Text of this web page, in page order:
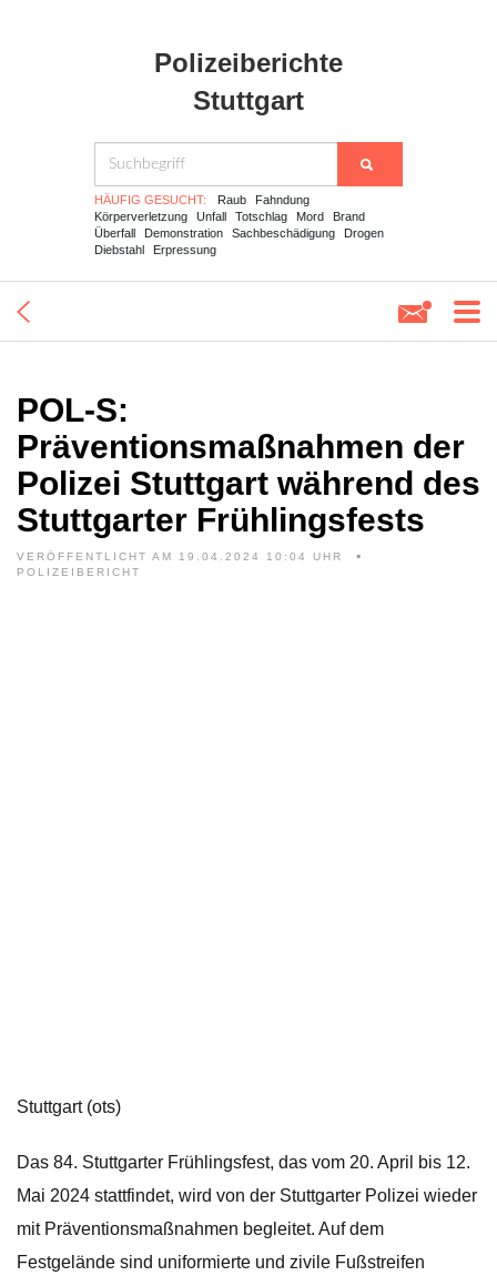
Polizeiberichte
Stuttgart
HÄUFIG GESUCHT: Raub
Fahndung
Körperverletzung
Unfall Totschlag Mord
Brand
Überfall
Demonstration Sachbeschädigung
Drogen
Diebstahl
Erpressung
POL-S:
Präventionsmaßnahmen der
Polizei Stuttgart während des
Stuttgarter Frühlingsfests
VERÖFFENTLICHT AM 19.04.2024 10:04 UHR
POLIZEIBERICHT
Stuttgart (ots)
Das 84. Stuttgarter Frühlingsfest, das vom 20. April bis 12.
Mai 2024 stattfindet, wird von der Stuttgarter Polizei wieder
mit Präventionsmaßnahmen begleitet. Auf dem
Festgelände sind uniformierte und zivile Fußstreifen